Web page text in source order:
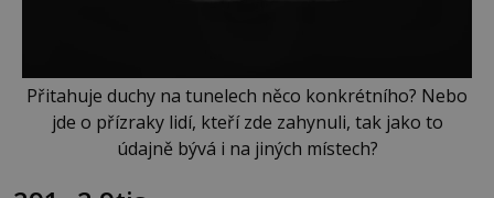
Přitahuje duchy na tunelech něco konkrétního? Nebo
jde o přízraky lidí, kteří zde zahynuli, tak jako to
údajně bývá i na jiných místech?